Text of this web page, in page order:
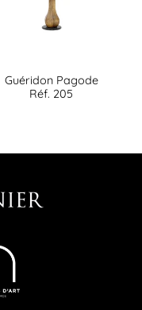
Guéridon Pagode
Réf. 205